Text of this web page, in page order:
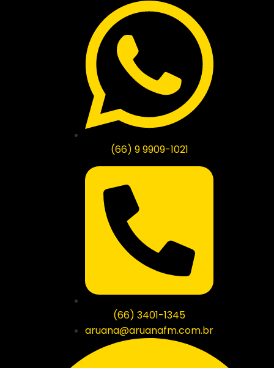
(66) 9 9909-1021
(66) 3401-1345
aruana@aruanafm.com.br